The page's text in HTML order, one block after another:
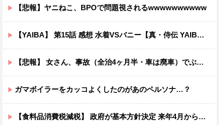
【悲報】ヤニねこ、BPOで問題視されるwwwwwwwwww
【YAIBA】 第15話 感想 水着VSバニー【真・侍伝 YAIBA】
【悲報】 女さん、事故（全治4ヶ月半・車は廃車）でぶつけられた相手と付き合ってしまうｗｗｗｗｗｗｗｗ
ガマボイラーをカッコよくしたのがあのペルソナ…？
【食料品消費税減税】 政府が基本方針決定 来年4月から2年間1％に8月5日